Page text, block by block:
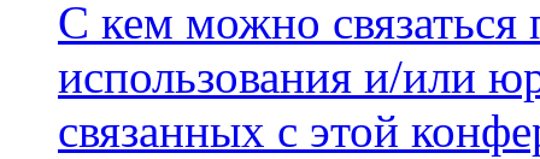
С кем можно связаться
использования и/или
связанных с этой